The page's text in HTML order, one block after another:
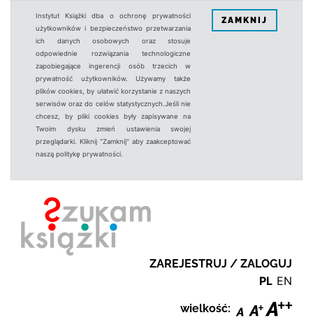
Instytut Książki dba o ochronę prywatności
użytkowników i bezpieczeństwo przetwarzania
ich danych osobowych oraz stosuje
odpowiednie rozwiązania technologiczne
zapobiegające ingerencji osób trzecich w
prywatność użytkowników. Używamy także
plików cookies, by ułatwić korzystanie z naszych
serwisów oraz do celów statystycznych.Jeśli nie
chcesz, by pliki cookies były zapisywane na
Twoim dysku zmień ustawienia swojej
przeglądarki. Kliknij "Zamknij" aby zaakceptować
naszą politykę prywatności.
ZAMKNIJ
ZAREJESTRUJ / ZALOGUJ
PL EN
wielkość: